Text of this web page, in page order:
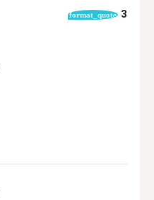
format_quote 3